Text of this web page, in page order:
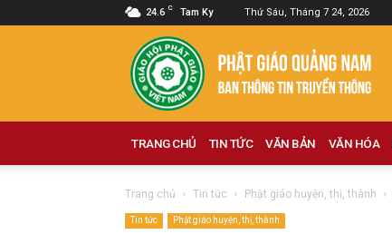
24.6 C Tam Ky Thứ Sáu, Tháng 7 24, 2026
Phật
giáo
Quảng
Nam
TRANG CHỦ TIN TỨC VĂN BẢN VĂN HÓA
Trang chủ Tin tức Phật giáo huyện, thị, thành
Tin tức Phật giáo huyện, thị, thành